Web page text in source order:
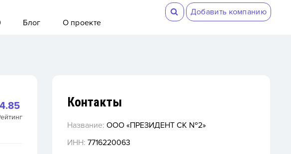
Добавить компанию
Блог О проекте
4.85 Контакты
Название: ООО «ПРЕЗИДЕНТ СК №2»
ИНН: 7716220063